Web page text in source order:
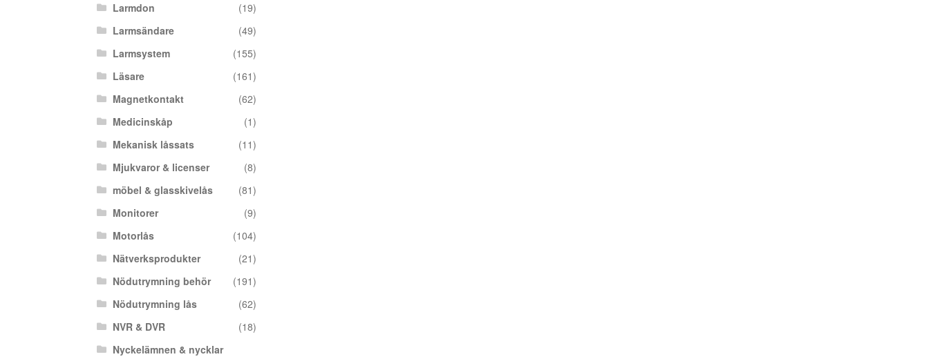
Larmdon
(19)
Larmsändare
(49)
Larmsystem
(155)
Läsare
(161)
Magnetkontakt
(62)
Medicinskåp
(1)
Mekanisk låssats
(11)
Mjukvaror & licenser
(8)
möbel & glasskivelås
(81)
Monitorer
(9)
Motorlås
(104)
Nätverksprodukter
(21)
Nödutrymning behör
(191)
Nödutrymning lås
(62)
NVR & DVR
(18)
Nyckelämnen & nycklar